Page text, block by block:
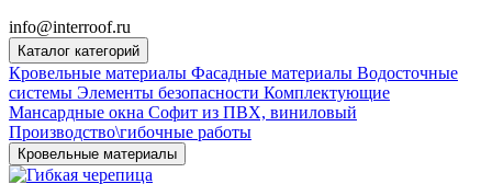
info@interroof.ru
Каталог категорий
Кровельные материалы Фасадные материалы Водосточные
системы Элементы безопасности Комплектующие
Мансардные окна Софит из ПВХ, виниловый
Производство\гибочные работы
Кровельные материалы